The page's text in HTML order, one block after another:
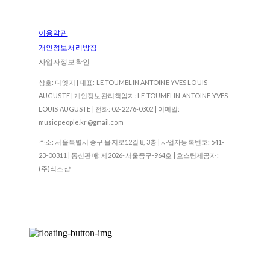
이용약관
개인정보처리방침
사업자정보확인
상호: 디엣지 | 대표: LE TOUMELIN ANTOINE YVES LOUIS
AUGUSTE | 개인정보관리책임자: LE TOUMELIN ANTOINE YVES
LOUIS AUGUSTE | 전화: 02-2276-0302 | 이메일:
musicpeople.kr@gmail.com
주소: 서울특별시 중구 을지로12길 8, 3층 | 사업자등록번호: 541-
23-00311 | 통신판매: 제2026-서울중구-964호 | 호스팅제공자:
(주)식스샵